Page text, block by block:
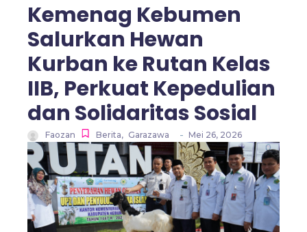
Kemenag Kebumen
Salurkan Hewan
Kurban ke Rutan Kelas
IIB, Perkuat Kepedulian
dan Solidaritas Sosial
Faozan Berita, Garazawa - Mei 26, 2026